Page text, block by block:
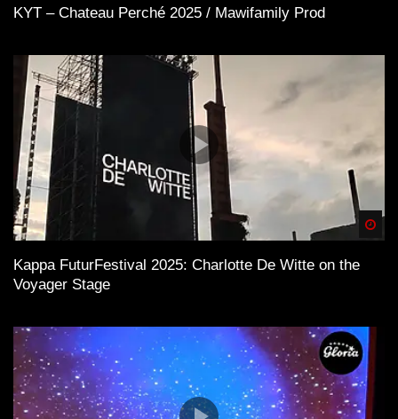
KYT – Chateau Perché 2025 / Mawifamily Prod
Kappa FuturFestival 2025: Charlotte De Witte on the
Voyager Stage